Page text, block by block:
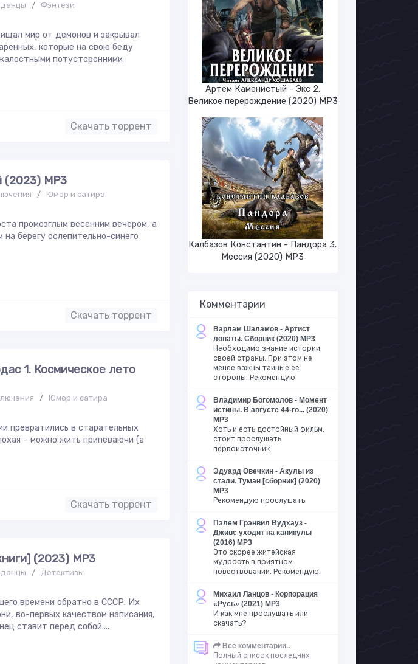
/ Фэнтези
мир от демонов и закрывал
которые на свою беду
потусторонними
Скачать торрент
MP3
/ Юмор и сатира
промозглым весенним вечером, а
берегу ослепительно-синего
Скачать торрент
1. Космическое лето
/ Юмор и сатира
превратились в старательных
– можно жить припеваючи (а
Скачать торрент
(2023) МР3
/ Детективы
времени обратно в СССР. Их
во-первых качеством написания,
ставит перед собой....
Артем Каменистый - Экс 2.
Великое перерождение (2020) МР3
Калбазов Константин - Пандора 3.
Мессия (2020) MP3
Комментарии
Варлам Шаламов - Артист
лопаты. Сборник (2020) MP3
Необходимо знание истории
своей страны. При этом не
менее важны тайные её
стороны. Рекомендую
Владимир Богомолов - Момент
истины. В августе 44-го... (2020)
MP3
Хоть и есть достойный фильм,
стоит прослушать
первоисточник.
Эдуард Овечкин - Акулы из
стали. Туман [сборник] (2020)
MP3
Рекомендую прослушать.
Пэлем Грэнвил Вудхауз -
Дживс уходит на каникулы
(2016) MP3
Это скорее житейская
мудрость в приятном
повествовании. Рекомендую.
Михаил Ланцов - Корпорация
«Русь» (2021) MP3
И как мне прослушать или
скачать?
Все комментарии..
Полный список последних